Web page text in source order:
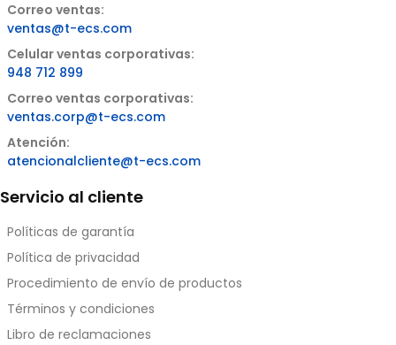
Correo ventas:
ventas@t-ecs.com
Celular ventas corporativas:
948 712 899
Correo ventas corporativas:
ventas.corp@t-ecs.com
Atención:
atencionalcliente@t-ecs.com
Servicio al cliente
Políticas de garantía
Política de privacidad
Procedimiento de envío de productos
Términos y condiciones
Libro de reclamaciones